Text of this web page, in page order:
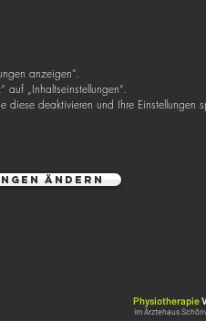
anzeigen”.
„Inhaltseinstellungen“.
deaktivieren und Ihre Einstellungen
ändern
Physiotherapie
im Ärztehaus